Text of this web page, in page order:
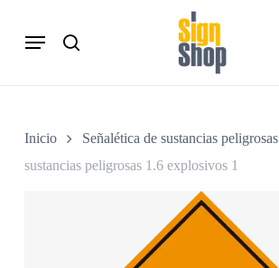
Menu
Carro
Inicio Señalética de sustancias peligrosas
sustancias peligrosas 1.6 explosivos 1